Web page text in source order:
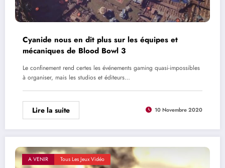
Cyanide nous en dit plus sur les équipes et
mécaniques de Blood Bowl 3
Le confinement rend certes les événements gaming quasi-impossibles
à organiser, mais les studios et éditeurs…
Lire la suite 10 Novembre 2020
A VENIR Tous Les Jeux Vidéo